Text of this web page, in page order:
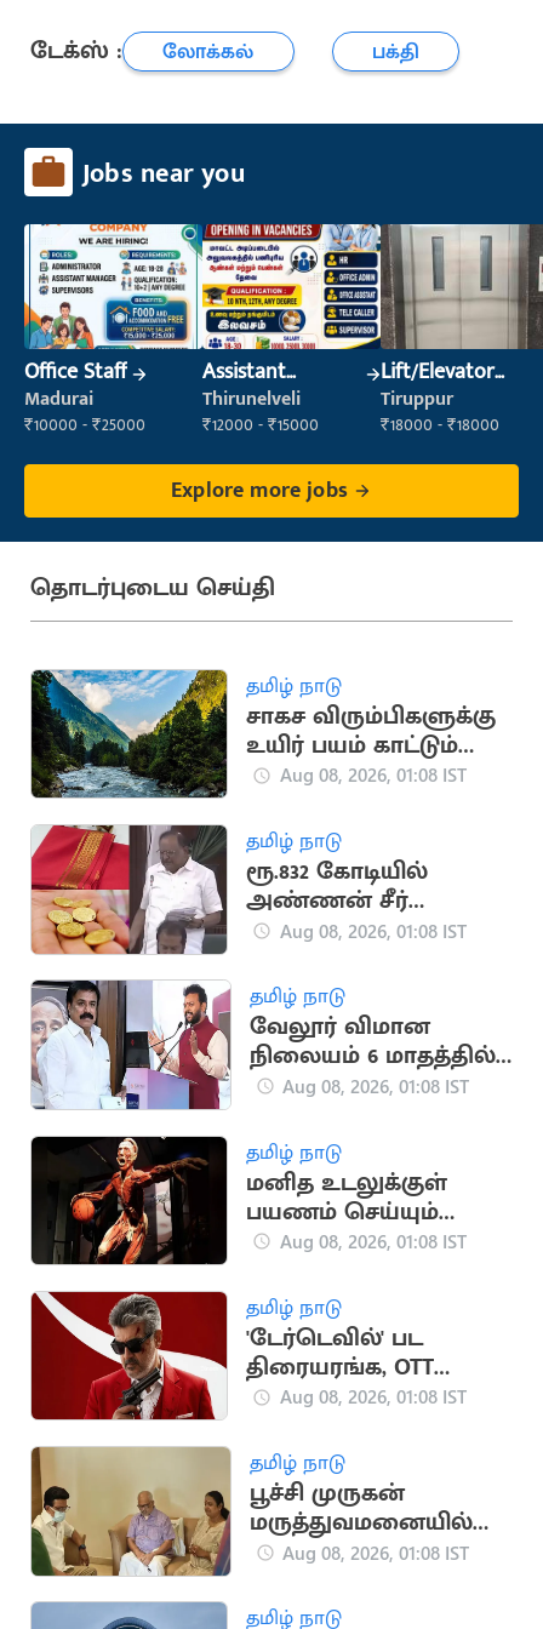
டேக்ஸ் : லோக்கல் பக்தி
Jobs near you
Office Staff
Madurai
₹10000 - ₹25000
Assistant
Manager
Thirunelveli
₹12000 - ₹15000
Lift/Elevator
Technician
Tiruppur
₹18000 - ₹18000
Explore more jobs
தொடர்புடைய செய்தி
தமிழ் நாடு
சாகச விரும்பிகளுக்கு
உயிர் பயம் காட்டும்
உலகளாவிய
Aug 08, 2026, 01:08 IST
தமிழ் நாடு
ரூ.832 கோடியில்
அண்ணன் சீர்
திட்டத்தை
முடியாது: ரகுபதி பேச்சு
Aug 08, 2026, 01:08 IST
தமிழ் நாடு
வேலூர் விமான
நிலையம் 6 மாதத்தில்
திறப்பு: மத்திய
Aug 08, 2026, 01:08 IST
தமிழ் நாடு
மனித உடலுக்குள்
பயணம் செய்யும்
உணர்வை தரும்
அருங்காட்சியகம்
Aug 08, 2026, 01:08 IST
தமிழ் நாடு
'டேர்டெவில்' பட
திரையரங்க, OTT
உரிமைகள் ரூ.180
Aug 08, 2026, 01:08 IST
தமிழ் நாடு
பூச்சி முருகன்
மருத்துவமனையில்
அனுமதி.. ஸ்டாலின்
Aug 08, 2026, 01:08 IST
தமிழ் நாடு